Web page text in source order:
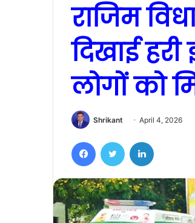
राजिम
दिखाई
लोगों को
Shrikant April 4, 2026